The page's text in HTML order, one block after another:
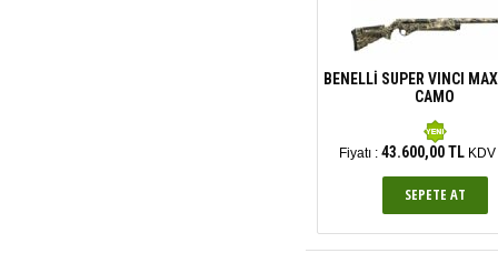
BENELLİ SUPER VINCI
CAMO
Fiyatı : 43.600,00 TLKDV